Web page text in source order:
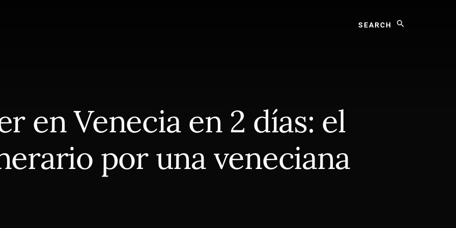
en Venecia en 2 días: el
por una veneciana